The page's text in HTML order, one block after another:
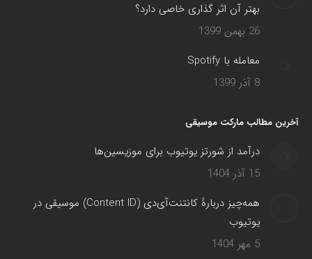
بهتر آن اثر گذاری خاصی دارد؟
26 بهمن 1399
معامله با Spotify
8 آذر 1399
آخرین مطالب مارکت موسیقی
درآمد از شورتز یوتیوب برای موزیسین‌ها
15 آذر 1404
همه‌چیز دربارهٔ کانتنت‌آی‌دی (Content ID) موسیقی در
یوتیوب
5 مهر 1404